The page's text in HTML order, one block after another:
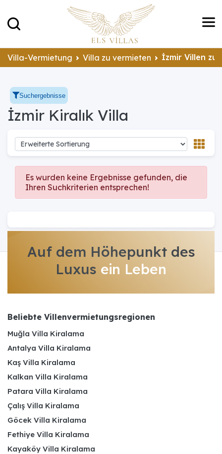
Villa-Vermietung Villa zu vermieten İzmir Villen zu
Suchergebnisse
İzmir Kiralık Villa
Es wurden keine Ergebnisse gefunden, die
Ihren Suchkriterien entsprechen!
Auf dem Höhepunkt des
Luxus ein Leben
Beliebte Villenvermietungsregionen
Muğla Villa Kiralama
Antalya Villa Kiralama
Kaş Villa Kiralama
Kalkan Villa Kiralama
Patara Villa Kiralama
Çalış Villa Kiralama
Göcek Villa Kiralama
Fethiye Villa Kiralama
Kayaköy Villa Kiralama